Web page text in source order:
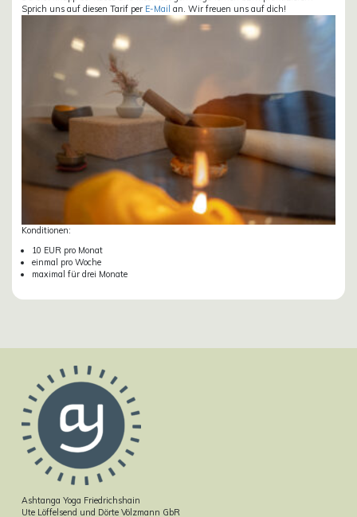
Sprich uns auf diesen Tarif per E-Mail an. Wir freuen uns auf dich!
Konditionen:
10 EUR pro Monat
einmal pro Woche
maximal für drei Monate
Ashtanga Yoga Friedrichshain
Ute Löffelsend und Dörte Völzmann GbR